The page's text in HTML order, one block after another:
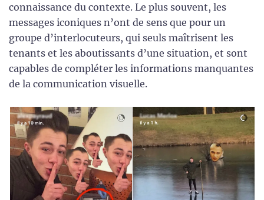
connaissance du contexte. Le plus souvent, les
messages iconiques n’ont de sens que pour un
groupe d’interlocuteurs, qui seuls maîtrisent les
tenants et les aboutissants d’une situation, et sont
capables de compléter les informations manquantes
de la communication visuelle.